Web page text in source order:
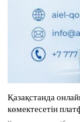
Қазақстанда
көмектесетін